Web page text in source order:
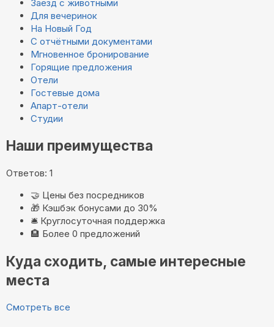
Заезд с животными
Для вечеринок
На Новый Год
С отчётными документами
Мгновенное бронирование
Горящие предложения
Отели
Гостевые дома
Апарт-отели
Студии
Наши преимущества
Ответов: 1
🤝 Цены без посредников
🎁 Кэшбэк бонусами до 30%
🛎️ Круглосуточная поддержка
🏨 Более 0 предложений
Куда сходить, самые интересные
места
Смотреть все